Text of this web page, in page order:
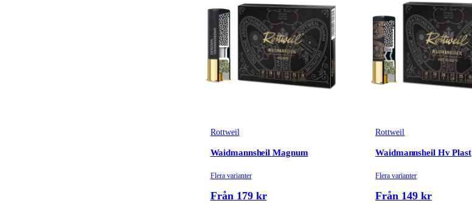
Rottweil
Waidmannsheil Magnum
Flera varianter
Från 179 kr
Rottweil
Waidmannsheil Hv Plast
Flera varianter
Från 149 kr